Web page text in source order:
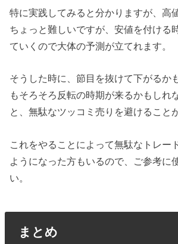
特に実践してみると分かりますが、高
ちょっと難しいですが、安値を付ける
ていくので大体の予測が立てれます。
そうした時に、節目を抜けて下がるか
もそろそろ反転の時期が来るかもしれ
と、無駄なツッコミ売りを避けること
これをやることによって無駄なトレー
ようになった方もいるので、ご参考に
い。
まとめ